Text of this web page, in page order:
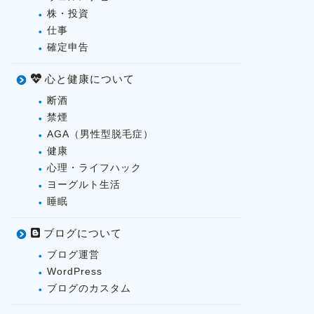
株・投資
仕事
確定申告
心と健康について
断酒
禁煙
AGA（男性型脱毛症）
健康
心理・ライフハック
ヨーグルト生活
睡眠
ブログについて
ブログ運営
WordPress
ブログのカスタム